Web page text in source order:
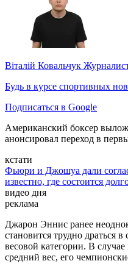
Віталій Ковальчук
Будь в курсе спортивных
Подписаться в Google
Американский боксер
анонсировал переход в
кстати
Фьюри и Джошуа дали
известно, где состоится
видео дня
реклама
Джарон Эннис ранее
становится трудно драться
весовой категории. В
средний вес, его